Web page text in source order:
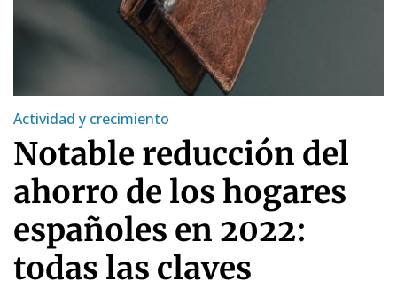
Actividad y crecimiento
Notable reducción del
ahorro de los hogares
españoles en 2022:
todas las claves